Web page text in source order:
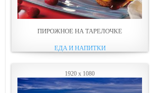
ПИРОЖНОЕ НА ТАРЕЛОЧКЕ
ЕДА И НАПИТКИ
1920 x 1080